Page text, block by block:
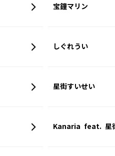
宝鐘マリン
しぐれうい
星街すいせい
Kanaria feat. 星